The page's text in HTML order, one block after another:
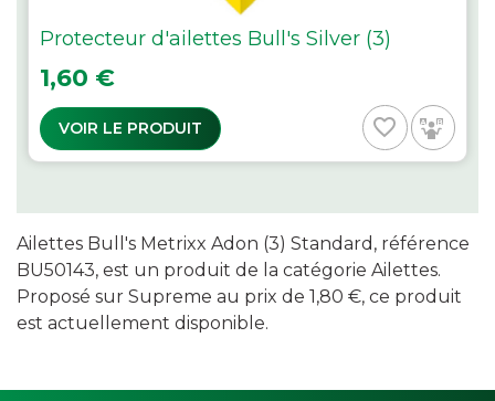
Protecteur d'ailettes Bull's Silver (3)
Prix
1,60 €
VOIR LE PRODUIT favorite_border
Ailettes Bull's Metrixx Adon (3) Standard, référence
BU50143, est un produit de la catégorie Ailettes.
Proposé sur Supreme au prix de 1,80 €, ce produit
est actuellement disponible.